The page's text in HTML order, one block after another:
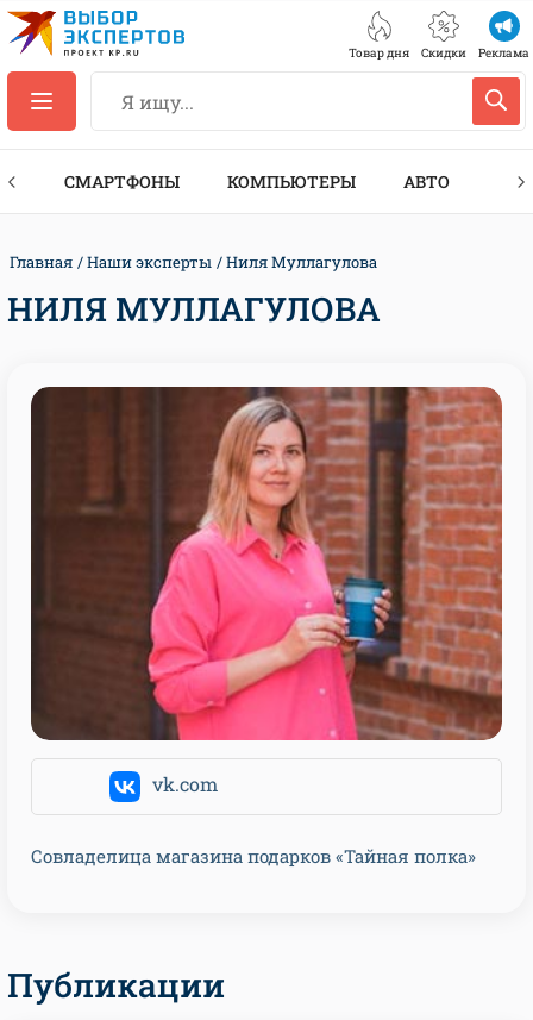
Товар дня Скидки Реклама
СМАРТФОНЫ КОМПЬЮТЕРЫ АВТО
Главная Наши эксперты Ниля Муллагулова
НИЛЯ МУЛЛАГУЛОВА
vk.com
Совладелица магазина подарков «Тайная полка»
Публикации